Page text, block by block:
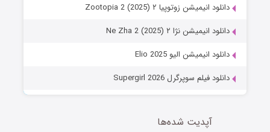
دانلود انیمیشن زوتوپیا ۲ Zootopia 2 (2025)
دانلود انیمیشن نژا ۲ Ne Zha 2 (2025)
دانلود انیمیشن الیو Elio 2025
دانلود فیلم سوپرگرل Supergirl 2026
آپدیت شده‌ها